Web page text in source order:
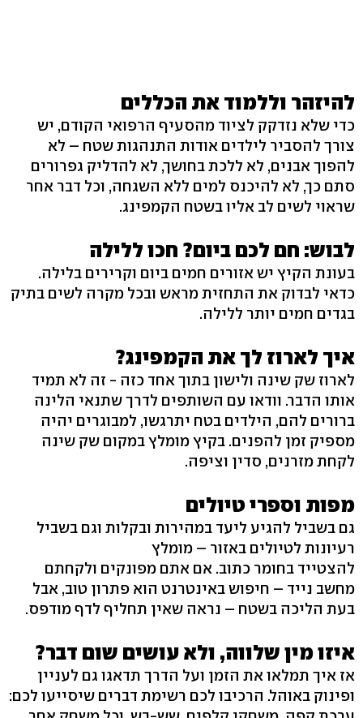
להיזהר וללמוד את הכללים
כדי שלא נזדקק לציוד מהסעיף הרפואי הקודם, יש
צורך להסביר לילדים אודות התנהגות שטח – לא
להפוך אבנים, לא ללכת בחושך, לא להדליק גפרורים
סתם כך, לא להיכנס למים ללא השגחה, וכל דבר אחר
שראוי לשים לב אליו בשטח הקמפינג.
לבוש: חם לכם ביום? חכו ללילה
בעונת הקיץ יש אזורים חמים ביום וקרירים בלילה.
כדאי לבדוק את התחזית מראש ובכל מקרה לשים בתיק
בגדים חמים יותר ללילה.
איך לארוז לך את הקמפינג?
לארוז שק שינה ולישון בתוך אחד כזה - זה לא תמיד
אותו הדבר. וודאו עם השותפים לדרך שתנאי הלינה
ברורים להם, הילדים בטח יתרגשו, למבוגרים יהיה
מספיק זמן להפנים. בקיץ מומלץ במקום שק שינה
לקחת מזרנים, סדין וציפה.
מפות וספרי טיולים
גם בשביל להגיע ליעד במהירות ובקלות וגם בשביל
רעיונות לטיולים באזור – מומלץ
להצטייד בחומר כתוב. אם אתם מפונקים ולקחתם
מחשב נייד – חיפוש באינטרנט הוא פתרון טוב, אבל
בעת הליכה בשטח – נראה שאין תחליף לדף מודפס.
איזו מין שלווה, ולא עושים שום דבר?
אז איך תמלאו את הזמן ועל הדרך תדאגו גם לעניין
ופינוק באוהל. הרכיבו לכם רשימת דברים שיסייעו לכם: